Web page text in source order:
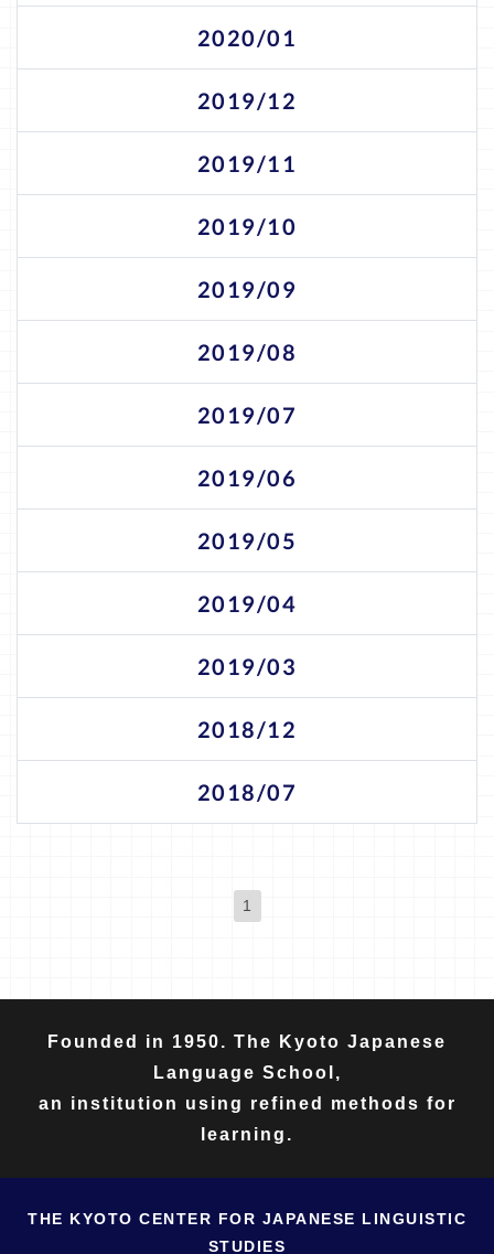
2020/01
2019/12
2019/11
2019/10
2019/09
2019/08
2019/07
2019/06
2019/05
2019/04
2019/03
2018/12
2018/07
1
Founded in 1950. The Kyoto Japanese
Language School,
an institution using refined methods for
learning.
THE KYOTO CENTER FOR JAPANESE LINGUISTIC
STUDIES